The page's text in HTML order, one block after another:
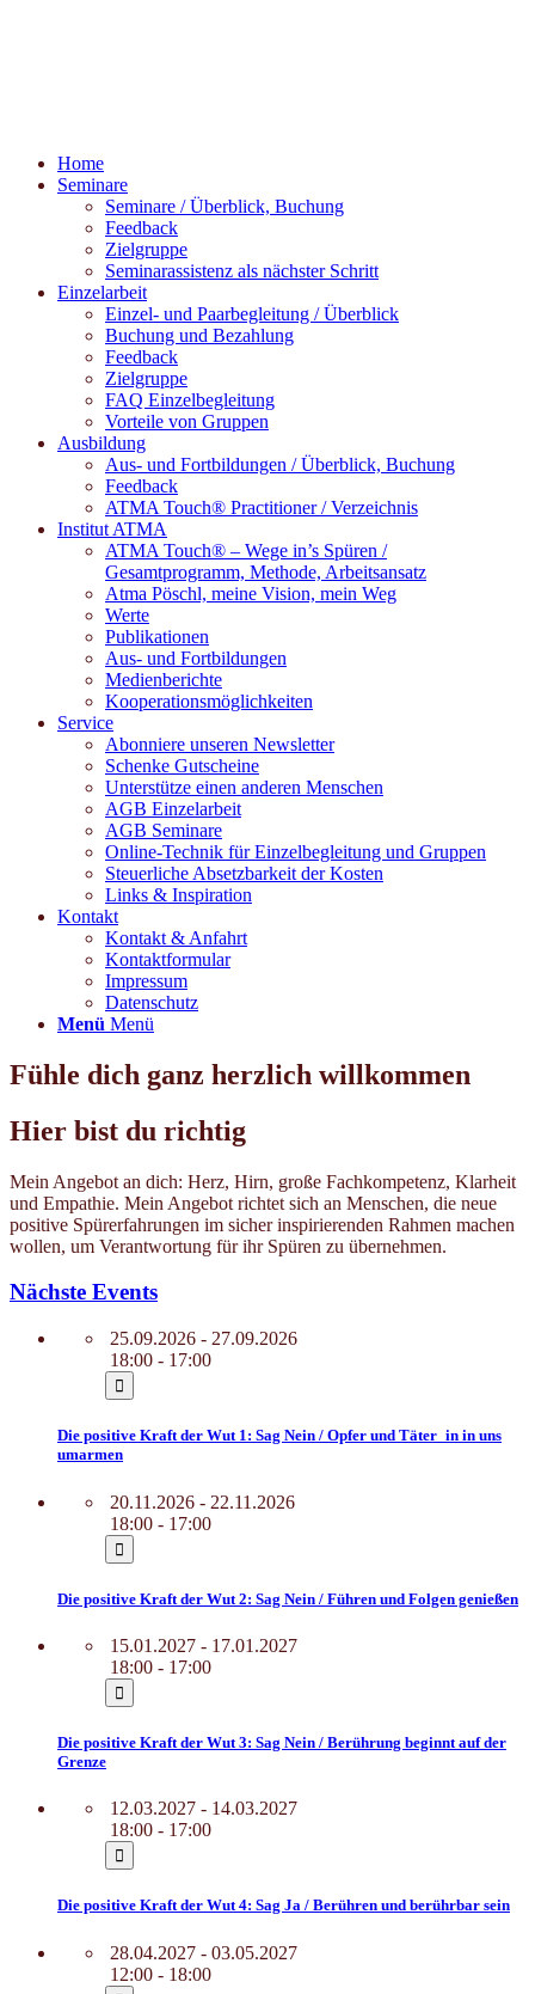
Home
Seminare
Seminare / Überblick, Buchung
Feedback
Zielgruppe
Seminarassistenz als nächster Schritt
Einzelarbeit
Einzel- und Paarbegleitung / Überblick
Buchung und Bezahlung
Feedback
Zielgruppe
FAQ Einzelbegleitung
Vorteile von Gruppen
Ausbildung
Aus- und Fortbildungen / Überblick, Buchung
Feedback
ATMA Touch® Practitioner / Verzeichnis
Institut ATMA
ATMA Touch® – Wege in’s Spüren /
Gesamtprogramm, Methode, Arbeitsansatz
Atma Pöschl, meine Vision, mein Weg
Werte
Publikationen
Aus- und Fortbildungen
Medienberichte
Kooperationsmöglichkeiten
Service
Abonniere unseren Newsletter
Schenke Gutscheine
Unterstütze einen anderen Menschen
AGB Einzelarbeit
AGB Seminare
Online-Technik für Einzelbegleitung und Gruppen
Steuerliche Absetzbarkeit der Kosten
Links & Inspiration
Kontakt
Kontakt & Anfahrt
Kontaktformular
Impressum
Datenschutz
Menü Menü
Fühle dich ganz herzlich willkommen
Hier bist du richtig
Mein Angebot an dich: Herz, Hirn, große Fachkompetenz, Klarheit
und Empathie. Mein Angebot richtet sich an Menschen, die neue
positive Spürerfahrungen im sicher inspirierenden Rahmen machen
wollen, um Verantwortung für ihr Spüren zu übernehmen.
Nächste Events
25.09.2026 - 27.09.2026
18:00 - 17:00
Die positive Kraft der Wut 1: Sag Nein / Opfer und Täter_in in uns
umarmen
20.11.2026 - 22.11.2026
18:00 - 17:00
Die positive Kraft der Wut 2: Sag Nein / Führen und Folgen genießen
15.01.2027 - 17.01.2027
18:00 - 17:00
Die positive Kraft der Wut 3: Sag Nein / Berührung beginnt auf der
Grenze
12.03.2027 - 14.03.2027
18:00 - 17:00
Die positive Kraft der Wut 4: Sag Ja / Berühren und berührbar sein
28.04.2027 - 03.05.2027
12:00 - 18:00